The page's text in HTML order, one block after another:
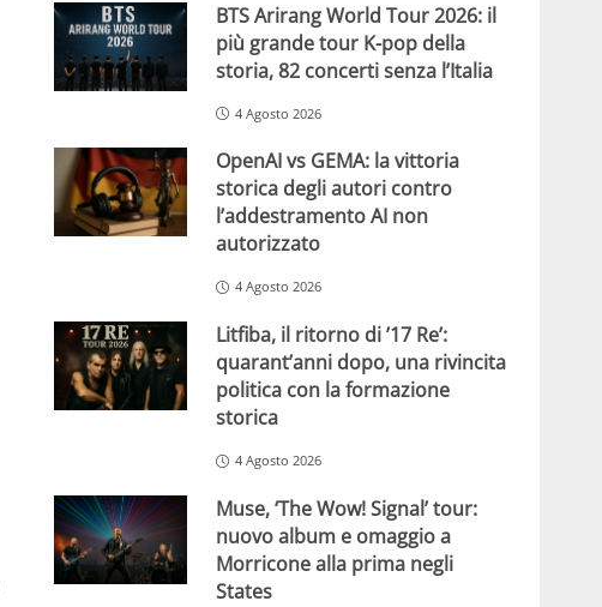
BTS Arirang World Tour 2026: il
più grande tour K-pop della
storia, 82 concerti senza l’Italia
4 Agosto 2026
OpenAI vs GEMA: la vittoria
storica degli autori contro
l’addestramento AI non
autorizzato
4 Agosto 2026
Litfiba, il ritorno di ’17 Re’:
quarant’anni dopo, una rivincita
politica con la formazione
storica
4 Agosto 2026
Muse, ‘The Wow! Signal’ tour:
nuovo album e omaggio a
Morricone alla prima negli
States